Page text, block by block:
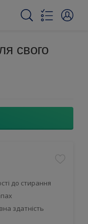
свого
до стирання
здатність